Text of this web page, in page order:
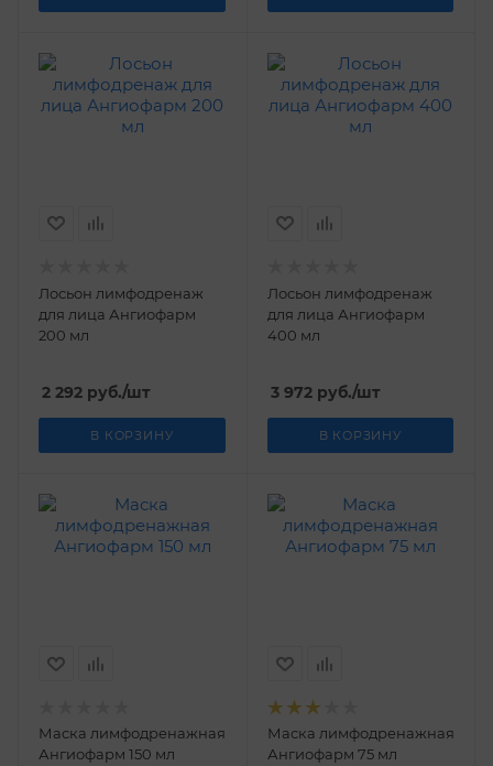
Лосьон лимфодренаж
для лица Ангиофарм
200 мл
2 292 руб./шт
В КОРЗИНУ
Лосьон лимфодренаж
для лица Ангиофарм
400 мл
3 972руб./шт
В КОРЗИНУ
Маска лимфодренажная
Ангиофарм 150 мл
Маска лимфодренажная
Ангиофарм 75 мл